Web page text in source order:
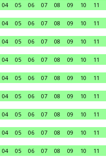
04 05 06 07 08 09 10 11
04 05 06 07 08 09 10 11
04 05 06 07 08 09 10 11
04 05 06 07 08 09 10 11
04 05 06 07 08 09 10 11
04 05 06 07 08 09 10 11
04 05 06 07 08 09 10 11
04 05 06 07 08 09 10 11
04 05 06 07 08 09 10 11